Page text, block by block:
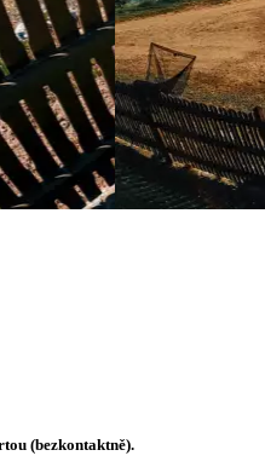
(bezkontaktně).